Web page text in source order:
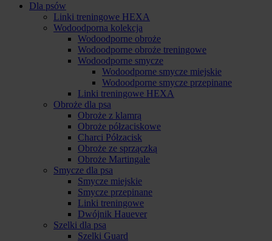
Dla psów
Linki treningowe HEXA
Wodoodporna kolekcja
Wodoodporne obroże
Wodoodporne obroże treningowe
Wodoodporne smycze
Wodoodporne smycze miejskie
Wodoodporne smycze przepinane
Linki treningowe HEXA
Obroże dla psa
Obroże z klamrą
Obroże półzaciskowe
Charci Półzacisk
Obroże ze sprzączką
Obroże Martingale
Smycze dla psa
Smycze miejskie
Smycze przepinane
Linki treningowe
Dwójnik Hauever
Szelki dla psa
Szelki Guard